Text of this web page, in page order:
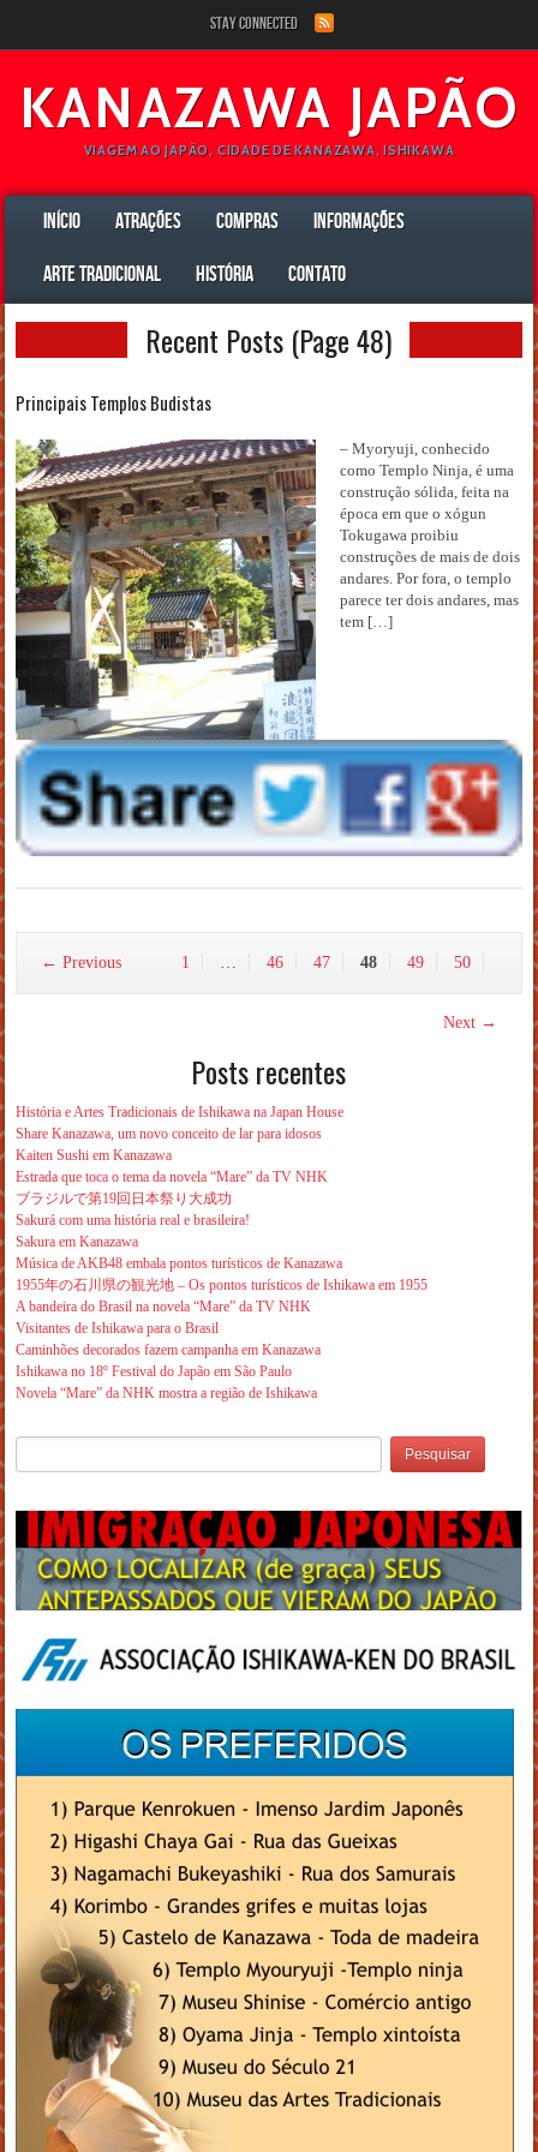
Stay Connected
KANAZAWA JAPÃO
VIAGEM AO JAPÃO, CIDADE DE KANAZAWA, ISHIKAWA
INÍCIO ATRAÇÕES COMPRAS INFORMAÇÕES
ARTE TRADICIONAL HISTÓRIA CONTATO
Recent Posts (Page 48)
Principais Templos Budistas
– Myoryuji, conhecido
como Templo Ninja, é uma
construção sólida, feita na
época em que o xógun
Tokugawa proibiu
construções de mais de dois
andares. Por fora, o templo
parece ter dois andares, mas
tem […]
← Previous 1 46 47 48 49 50
Next →
Posts recentes
História e Artes Tradicionais de Ishikawa na Japan House
Share Kanazawa, um novo conceito de lar para idosos
Kaiten Sushi em Kanazawa
Estrada que toca o tema da novela “Mare” da TV NHK
ブラジルで第19回日本祭り大成功
Sakurá com uma história real e brasileira!
Sakura em Kanazawa
Música de AKB48 embala pontos turísticos de Kanazawa
1955年の石川県の観光地 – Os pontos turísticos de Ishikawa em 1955
A bandeira do Brasil na novela “Mare” da TV NHK
Visitantes de Ishikawa para o Brasil
Caminhões decorados fazem campanha em Kanazawa
Ishikawa no 18º Festival do Japão em São Paulo
Novela “Mare” da NHK mostra a região de Ishikawa